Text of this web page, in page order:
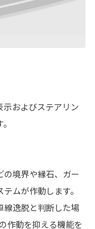
およびステアリン
の境界や縁石、ガー
ムが作動します。
線逸脱と判断した場
作動を抑える機能を